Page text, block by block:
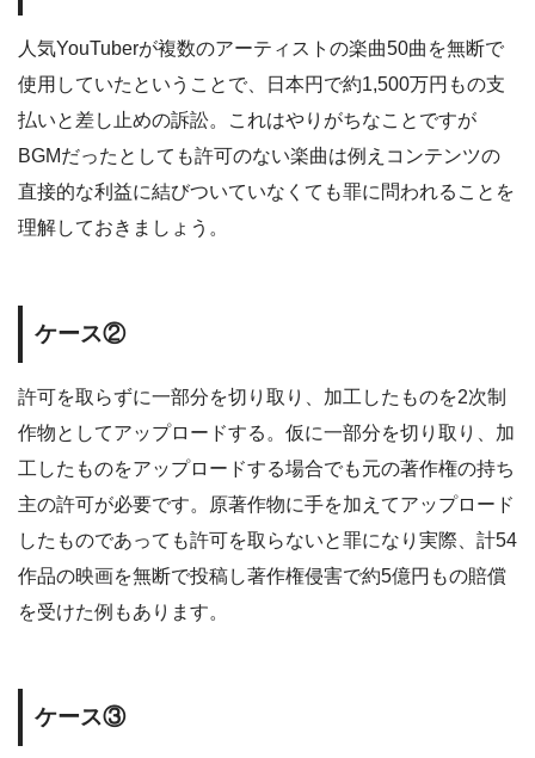
人気YouTuberが複数のアーティストの楽曲50曲を無断で
使用していたということで、日本円で約1,500万円もの支
払いと差し止めの訴訟。これはやりがちなことですが
BGMだったとしても許可のない楽曲は例えコンテンツの
直接的な利益に結びついていなくても罪に問われることを
理解しておきましょう。
ケース②
許可を取らずに一部分を切り取り、加工したものを2次制
作物としてアップロードする。仮に一部分を切り取り、加
工したものをアップロードする場合でも元の著作権の持ち
主の許可が必要です。原著作物に手を加えてアップロード
したものであっても許可を取らないと罪になり実際、計54
作品の映画を無断で投稿し著作権侵害で約5億円もの賠償
を受けた例もあります。
ケース③